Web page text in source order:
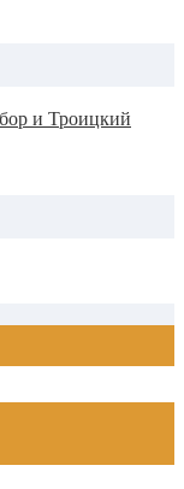
и Троицкий